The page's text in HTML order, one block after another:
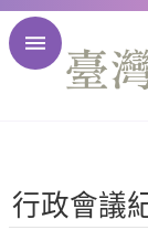
跳到主要內容區塊
首
頁
行政會議